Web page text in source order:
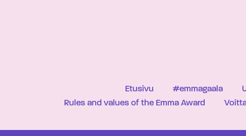
Etusivu #emmagaala
Rules and values of the Emma Award